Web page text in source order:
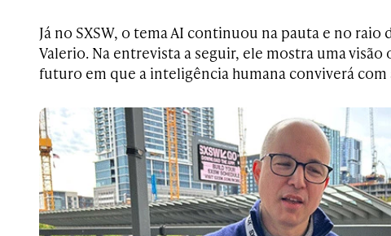
Já no SXSW, o tema AI continuou na pauta e no raio
Valerio. Na entrevista a seguir, ele mostra uma
futuro em que a inteligência humana conviverá